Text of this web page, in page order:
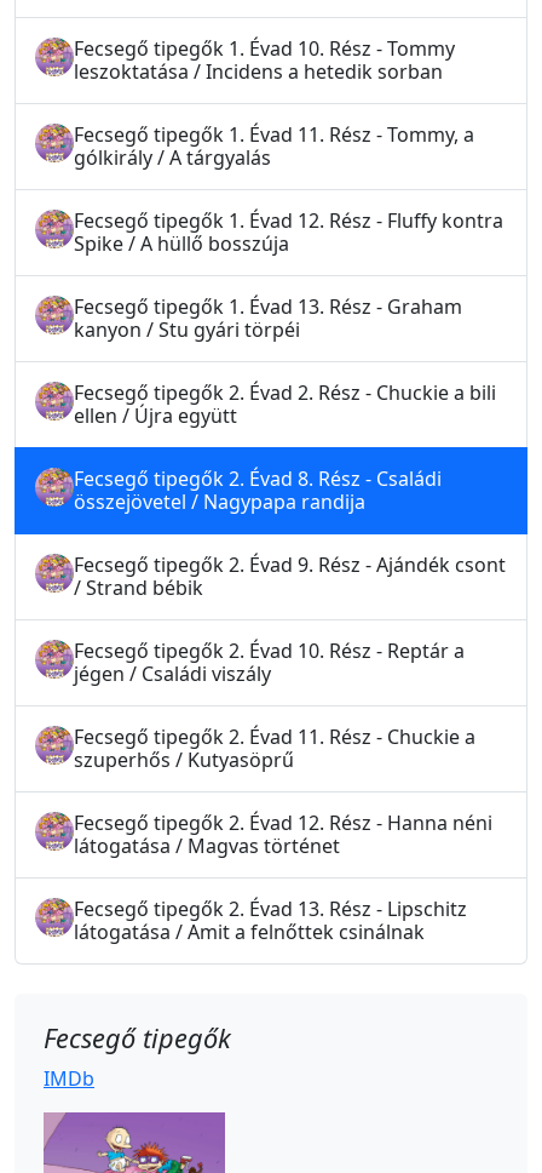
Fecsegő tipegők 1. Évad 10. Rész - Tommy
leszoktatása / Incidens a hetedik sorban
Fecsegő tipegők 1. Évad 11. Rész - Tommy, a
gólkirály / A tárgyalás
Fecsegő tipegők 1. Évad 12. Rész - Fluffy kontra
Spike / A hüllő bosszúja
Fecsegő tipegők 1. Évad 13. Rész - Graham
kanyon / Stu gyári törpéi
Fecsegő tipegők 2. Évad 2. Rész - Chuckie a bili
ellen / Újra együtt
Fecsegő tipegők 2. Évad 8. Rész - Családi
összejövetel / Nagypapa randija
Fecsegő tipegők 2. Évad 9. Rész - Ajándék csont
/ Strand bébik
Fecsegő tipegők 2. Évad 10. Rész - Reptár a
jégen / Családi viszály
Fecsegő tipegők 2. Évad 11. Rész - Chuckie a
szuperhős / Kutyasöprű
Fecsegő tipegők 2. Évad 12. Rész - Hanna néni
látogatása / Magvas történet
Fecsegő tipegők 2. Évad 13. Rész - Lipschitz
látogatása / Amit a felnőttek csinálnak
Fecsegő tipegők
IMDb